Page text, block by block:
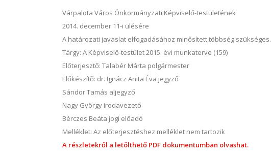
Várpalota Város Önkormányzati Képviselő-testületének
2014. december 11-i ülésére
A határozati javaslat elfogadásához minősített többség szükséges.
Tárgy: A Képviselő-testület 2015. évi munkaterve (159)
Előterjesztő: Talabér Márta polgármester
Előkészítő: dr. Ignácz Anita Éva jegyző
Sándor Tamás aljegyző
Nagy György irodavezető
Bérczes Beáta jogi előadó
Melléklet: Az előterjesztéshez melléklet nem tartozik
A részletekről a letölthető PDF dokumentumban olvashat.